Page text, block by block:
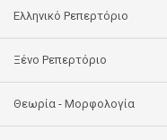
Ελληνικό Ρεπερτόριο
Ξένο Ρεπερτόριο
Θεωρία - Μορφολογία